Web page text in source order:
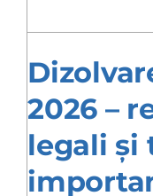
2026 –
legali și